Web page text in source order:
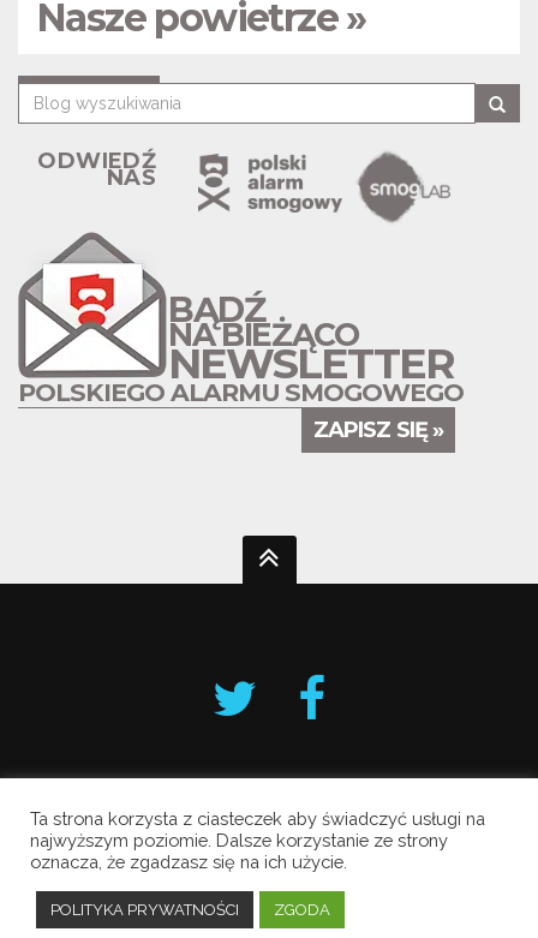
Nasze powietrze »
ODWIEDŹ
NAS
BĄDŹ
NA BIEŻĄCO
NEWSLETTER
POLSKIEGO ALARMU SMOGOWEGO
ZAPISZ SIĘ »
Krakowski Alarm Smogowy
Copyright © 2019 All Rights Reserved.
Polityka prywatności
Ta strona korzysta z ciasteczek aby świadczyć usługi na
najwyższym poziomie. Dalsze korzystanie ze strony
oznacza, że zgadzasz się na ich użycie.
POLITYKA PRYWATNOŚCI ZGODA